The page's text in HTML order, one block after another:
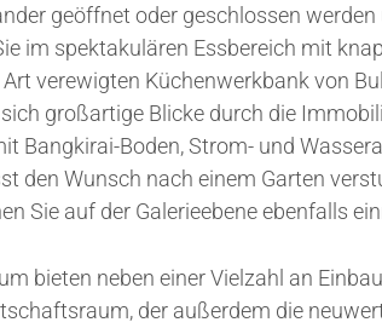
geöffnet oder geschlossen
im spektakulären Essbereich mit
verewigten Küchenwerkbank von
großartige Blicke durch die
Bangkirai-Boden, Strom- und
den Wunsch nach einem Garten
Sie auf der Galerieebene ebenfalls
bieten neben einer Vielzahl an
der außerdem die